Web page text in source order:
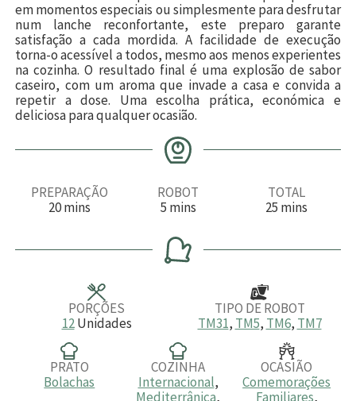
em momentos especiais ou simplesmente para desfrutar
num lanche reconfortante, este preparo garante
satisfação a cada mordida. A facilidade de execução
torna-o acessível a todos, mesmo aos menos experientes
na cozinha. O resultado final é uma explosão de sabor
caseiro, com um aroma que invade a casa e convida a
repetir a dose. Uma escolha prática, económica e
deliciosa para qualquer ocasião.
PREPARAÇÃO
20m
u
mins
ROBOT
5m
n
u
t
mins
TOTAL
25 m
u
mins
PORÇÕES
12 Unidades
TIPO DE ROBOT
TM31, TM5, TM6, TM7
PRATO
Bolachas
COZINHA
Internacional,
Mediterrânica,
OCASIÃO
Comemorações
Familiares,